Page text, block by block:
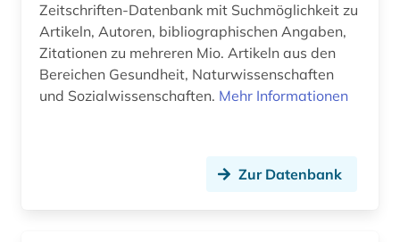
branchenreport (1)
brandenburg (2)
brandschutz (3)
briefkastengesellschaft (1)
Zeitschriften-Datenbank mit Suchmöglichkeit zu
Artikeln, Autoren, bibliographischen Angaben,
Zitationen zu mehreren Mio. Artikeln aus den
Bereichen Gesundheit, Naturwissenschaften
und Sozialwissenschaften. Mehr Informationen
Zur Datenbank